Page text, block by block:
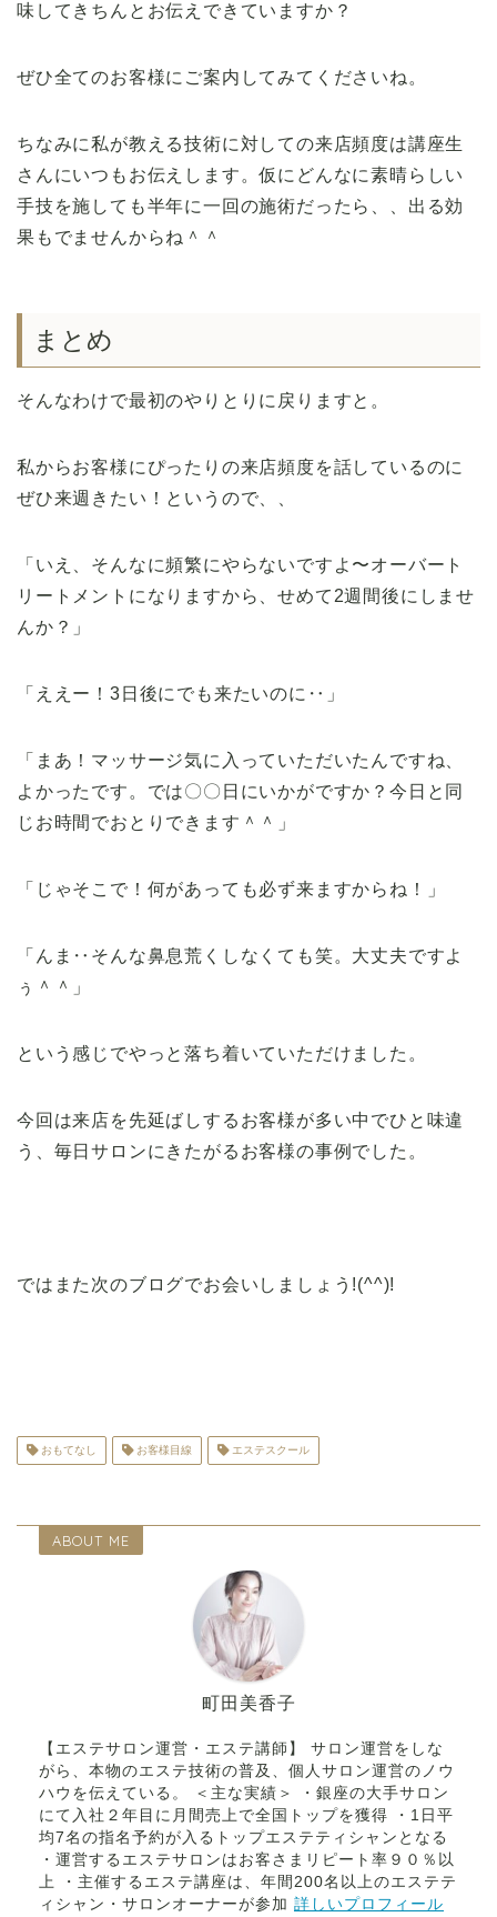
味してきちんとお伝えできていますか？
ぜひ全てのお客様にご案内してみてくださいね。
ちなみに私が教える技術に対しての来店頻度は講座生
さんにいつもお伝えします。仮にどんなに素晴らしい
手技を施しても半年に一回の施術だったら、、出る効
果もでませんからね＾＾
まとめ
そんなわけで最初のやりとりに戻りますと。
私からお客様にぴったりの来店頻度を話しているのに
ぜひ来週きたい！というので、、
「いえ、そんなに頻繁にやらないですよ〜オーバート
リートメントになりますから、せめて2週間後にしませ
んか？」
「ええー！3日後にでも来たいのに‥」
「まあ！マッサージ気に入っていただいたんですね、
よかったです。では〇〇日にいかがですか？今日と同
じお時間でおとりできます＾＾」
「じゃそこで！何があっても必ず来ますからね！」
「んま‥そんな鼻息荒くしなくても笑。大丈夫ですよ
ぅ＾＾」
という感じでやっと落ち着いていただけました。
今回は来店を先延ばしするお客様が多い中でひと味違
う、毎日サロンにきたがるお客様の事例でした。
ではまた次のブログでお会いしましょう!(^^)!
おもてなし お客様目線 エステスクール
ABOUT ME
町田美香子
【エステサロン運営・エステ講師】 サロン運営をしな
がら、本物のエステ技術の普及、個人サロン運営のノウ
ハウを伝えている。 ＜主な実績＞ ・銀座の大手サロン
にて入社２年目に月間売上で全国トップを獲得 ・1日平
均7名の指名予約が入るトップエステティシャンとなる
・運営するエステサロンはお客さまリピート率９０％以
上 ・主催するエステ講座は、年間200名以上のエステテ
ィシャン・サロンオーナーが参加 詳しいプロフィール